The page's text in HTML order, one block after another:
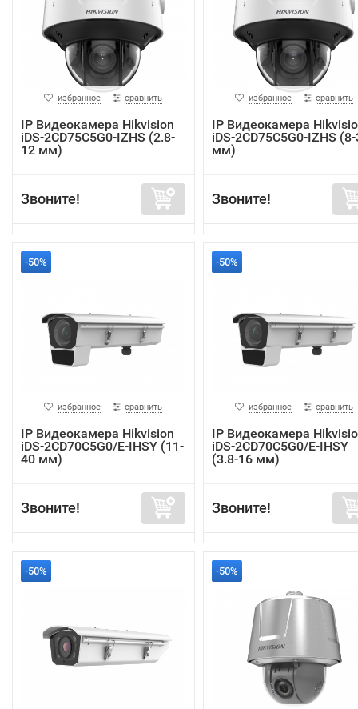
избранное сравнить
IP Видеокамера Hikvision
iDS-2CD75C5G0-IZHS (2.8-
12 мм)
Звоните!
избранное сравнить
IP Видеокамера
iDS-2CD75C5G0-IZHS
мм)
Звоните!
-50%
избранное сравнить
IP Видеокамера Hikvision
iDS-2CD70C5G0/E-IHSY (11-
40 мм)
Звоните!
-50%
избранное сравнить
IP Видеокамера
iDS-2CD70C5G0/E-IHSY
(3.8-16 мм)
Звоните!
-50% -50%